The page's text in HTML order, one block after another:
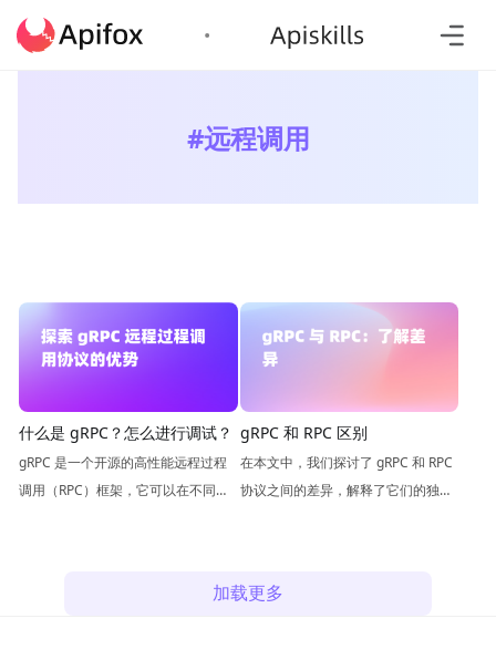
#远程调用
什么是 gRPC？怎么进行调试？
gRPC 是一个开源的高性能远程过程
调用（RPC）框架，它可以在不同的
gRPC 和 RPC 区别
在本文中，我们探讨了 gRPC 和 RPC
协议之间的差异，解释了它们的独特
加载更多